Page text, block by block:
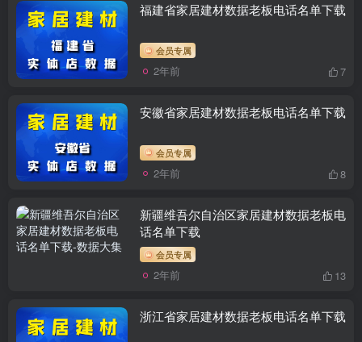
福建省家居建材数据老板电话名单下载
会员专属
2年前 7
安徽省家居建材数据老板电话名单下载
会员专属
2年前 8
新疆维吾尔自治区家居建材数据老板电
话名单下载
会员专属
2年前 13
浙江省家居建材数据老板电话名单下载